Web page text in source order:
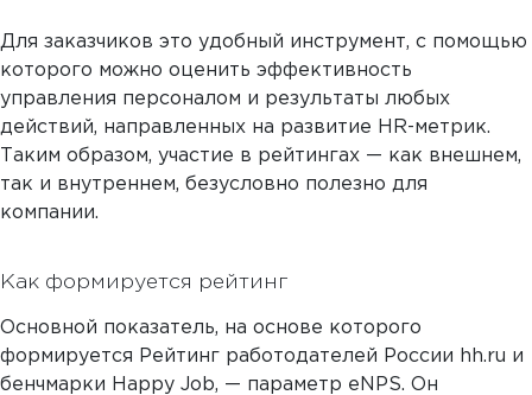
Для заказчиков это удобный инструмент, с помощью
которого можно оценить эффективность
управления персоналом и результаты любых
действий, направленных на развитие HR-метрик.
Таким образом, участие в рейтингах — как внешнем,
так и внутреннем, безусловно полезно для
компании.
Как формируется рейтинг
Основной показатель, на основе которого
формируется Рейтинг работодателей России hh.ru и
бенчмарки Happy Job, — параметр eNPS. Он